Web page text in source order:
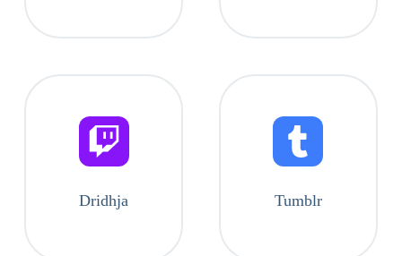
Dridhja Tumblr